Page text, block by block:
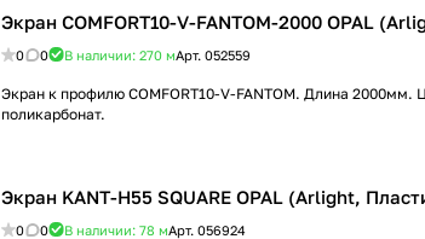
Экран COMFORT10-V-FANTOM-2000 OPAL
0 0 В наличии: 270 мАрт. 052559
Экран к профилю COMFORT10-V-FANTOM. Длина 2000мм.
поликарбонат.
Экран KANT-H55 SQUARE OPAL (Arlight,
0 0 В наличии: 78 мАрт. 056924